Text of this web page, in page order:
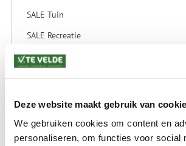
Deze website maakt gebruik van
We gebruiken cookies om content en
personaliseren, om functies voor social
SALE Tuin
SALE Recreatie
SALE Outdoor